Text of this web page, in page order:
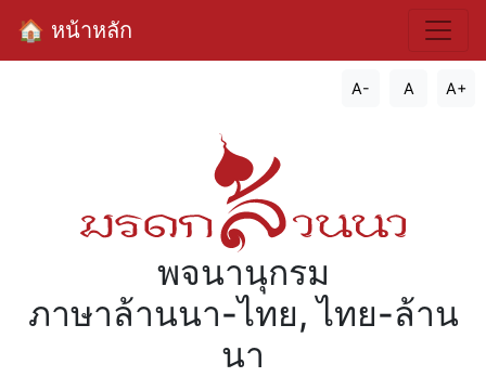
🏠 หน้าหลัก
A- A A+
พจนานุกรม
ภาษาล้านนา-ไทย, ไทย-ล้าน
นา